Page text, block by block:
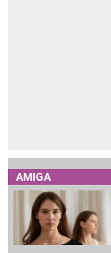
AMIGA